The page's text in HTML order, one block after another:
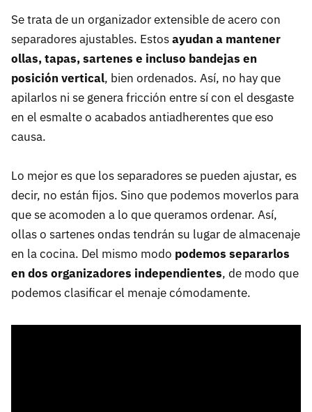
Se trata de un organizador extensible de acero con
separadores ajustables. Estosayudan a mantener
ollas, tapas, sartenes e incluso bandejas en
posición vertical, bien ordenados. Así, no hay que
apilarlos ni se genera fricción entre sí con el desgaste
en el esmalte o acabados antiadherentes que eso
causa.
Lo mejor es que los separadores se pueden ajustar, es
decir, no están fijos. Sino que podemos moverlos para
que se acomoden a lo que queramos ordenar. Así,
ollas o sartenes ondas tendrán su lugar de almacenaje
en la cocina. Del mismo modo podemos separarlos
en dos organizadores independientes, de modo que
podemos clasificar el menaje cómodamente.